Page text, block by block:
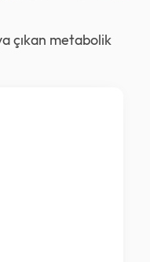
çıkan metabolik